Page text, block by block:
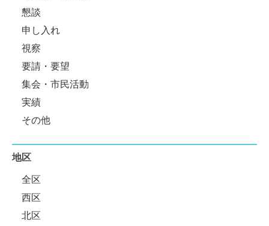
懇談
申し入れ
視察
要請・要望
集会・市民活動
実績
その他
地区
全区
西区
北区